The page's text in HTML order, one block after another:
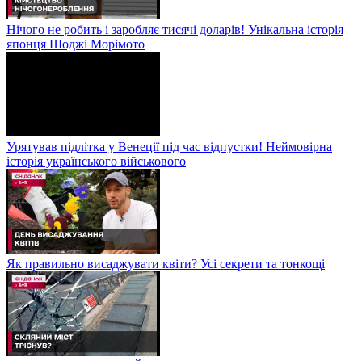
Нічого не робить і заробляє тисячі доларів! Унікальна історія
японця Шоджі Морімото
Урятував підлітка у Венеції під час відпустки! Неймовірна
історія українського військового
Як правильно висаджувати квіти? Усі секрети та тонкощі